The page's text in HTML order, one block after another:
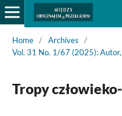
Home / Archives
/
Vol. 31 No. 1/67 (2025): Autor,
Tropy